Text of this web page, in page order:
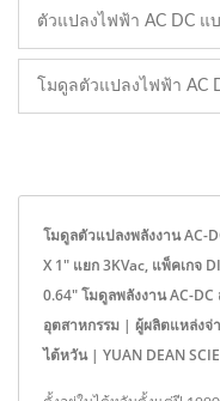
ตัวแปลงไฟฟ้า AC DC แ
โมดูลตัวแปลงไฟฟ้า AC
โมดูลตัวแปลงพลังงาน AC-
X 1" แยก 3KVac, แพ็คเกจ
0.64" โมดูลพลังงาน AC-
อุตสาหกรรม | ผู้ผลิตแหล่งจ่
ไต้หวัน | YUAN DEAN